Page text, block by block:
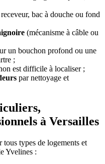
bac à douche ou fond
(mécanisme à câble ou
un bouchon profond ou une
;
est difficile à localiser ;
par nettoyage et
à Versailles
types de logements et
Yvelines :